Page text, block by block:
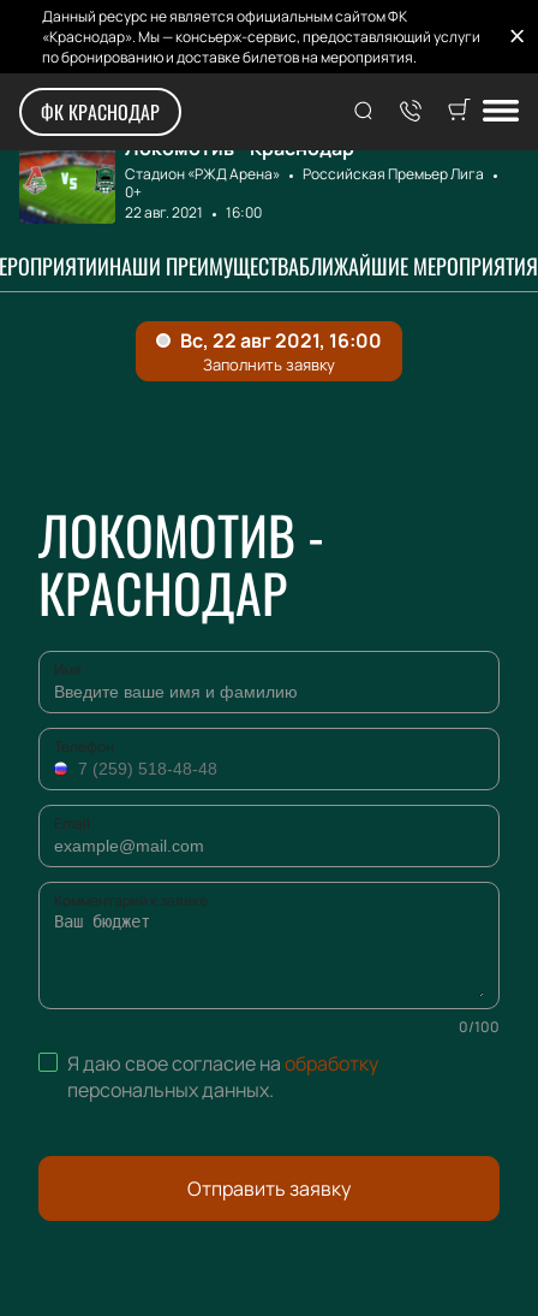
Данный ресурс не является официальным сайтом ФК
«Краснодар». Мы — консьерж-сервис, предоставляющий услуги
по бронированию и доставке билетов на мероприятия.
ФК КРАСНОДАР
Главная Афиша и билеты Локомотив - Крас...
Локомотив - Краснодар
Стадион «РЖД Арена»
Российская Премьер Лига
0+
22 авг. 2021
16:00
НАШИ ПРЕИМУЩЕСТВАБЛИЖАЙШИЕ МЕРОПРИЯТИЯ
ЛОКОМОТИВ -
КРАСНОДАР
Имя
Телефон
Email
Комментарий к заявке
0/100
Я даю свое согласие наобработку
персональных данных.
Отправить заявку